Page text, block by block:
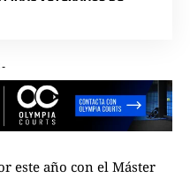
-
este año con el Máster